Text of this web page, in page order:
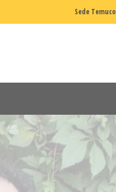
Sede Temuco